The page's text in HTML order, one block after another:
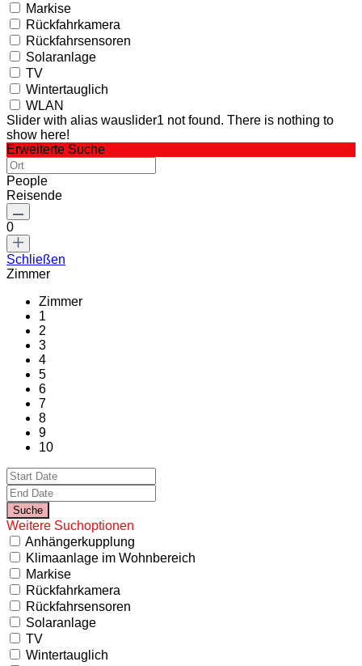
Markise
Rückfahrkamera
Rückfahrsensoren
Solaranlage
TV
Wintertauglich
WLAN
Slider with alias wauslider1 not found. There is nothing to
show here!
Erweiterte Suche
People
Reisende
0
Schließen
Zimmer
Zimmer
1
2
3
4
5
6
7
8
9
10
Weitere Suchoptionen
Anhängerkupplung
Klimaanlage im Wohnbereich
Markise
Rückfahrkamera
Rückfahrsensoren
Solaranlage
TV
Wintertauglich